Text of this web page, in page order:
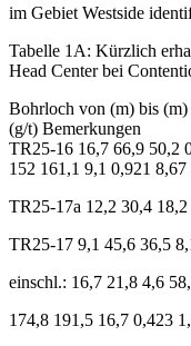
im Gebiet Westside
Tabelle 1A: Kürzlich
Head Center bei
Bohrloch von (m) bis
(g/t) Bemerkungen
TR25-16 16,7 66,9 50,2
152 161,1 9,1 0,921 8,67
TR25-17a 12,2 30,4
TR25-17 9,1 45,6 36,5
einschl.: 16,7 21,8 4,6
174,8 191,5 16,7 0,423